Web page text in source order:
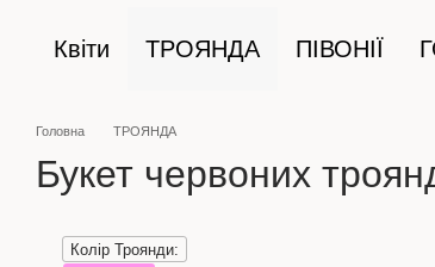
Квіти ТРОЯНДА ПІВОНІЇ
Головна ТРОЯНДА
Букет червоних
Колір Троянди: